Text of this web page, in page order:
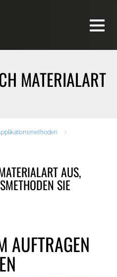
Toggle
MATERIALART
AUS,
SIE
AUFTRAGEN